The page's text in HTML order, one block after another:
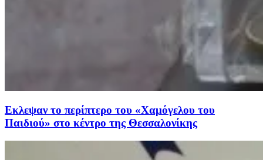
Εκλεψαν το περίπτερο του «Χαμόγελου του
Παιδιού» στο κέντρο της Θεσσαλονίκης